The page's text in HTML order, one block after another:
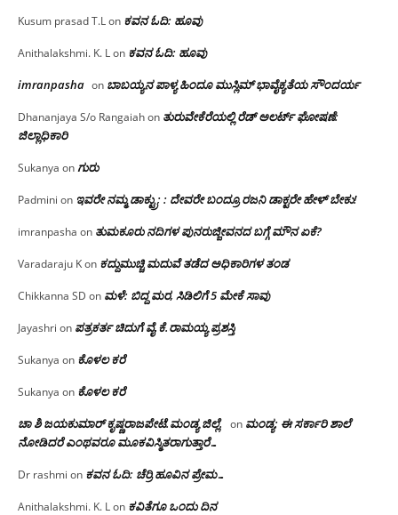
Kusum prasad T.Lon ಕವನ ಓದಿ: ಹೂವು
Anithalakshmi. K. Lon ಕವನ ಓದಿ: ಹೂವು
imranpasha on ಬಾಬಯ್ಯನ ಪಾಳ್ಯ ಹಿಂದೂ ಮುಸ್ಲಿಮ್ ಭಾವೈಕ್ಯತೆಯ ಸೌಂದರ್ಯ
Dhananjaya S/o Rangaiahon ತುರುವೇಕೆರೆಯಲ್ಲಿ ರೆಡ್ ಅಲರ್ಟ್ ಘೋಷಣೆ:
ಜಿಲ್ಲಾಧಿಕಾರಿ
Sukanya on ಗುರು
Padmini on ಇವರೇ ನಮ್ಮ ಡಾಕ್ಟ್ರು; : ದೇವರೇ ಬಂದ್ರೂ ರಜನಿ ಡಾಕ್ಟರೇ ಹೇಳ್ ಬೇಕು!
imranpasha on ತುಮಕೂರು ನದಿಗಳ ಪುನರುಜ್ಜೀವನದ ಬಗ್ಗೆ ಮೌನ ಏಕೆ?
Varadaraju Kon ಕದ್ದುಮುಚ್ಚಿ ಮದುವೆ ತಡೆದ ಅಧಿಕಾರಿಗಳ ತಂಡ
Chikkanna SD on ಮಳೆ: ಬಿದ್ದ ಮರ, ಸಿಡಿಲಿಗೆ 5 ಮೇಕೆ ಸಾವು
Jayashri on ಪತ್ರಕರ್ತ ಚಿದುಗೆ ವೈ.ಕೆ.ರಾಮಯ್ಯ ಪ್ರಶಸ್ತಿ
Sukanya on ಕೊಳಲ ಕರೆ
Sukanya on ಕೊಳಲ ಕರೆ
ಚಾ ಶಿ ಜಯಕುಮಾರ್ ಕೃಷ್ಣರಾಜಪೇಟೆ.ಮಂಡ್ಯ ಜಿಲ್ಲೆ. on ಮಂಡ್ಯ: ಈ ಸರ್ಕಾರಿ ಶಾಲೆ
ನೋಡಿದರೆ ಎಂಥವರೂ ಮೂಕವಿಸ್ಮಿತರಾಗುತ್ತಾರೆ…
Dr rashmi on ಕವನ ಓದಿ: ಚೆರ್ರಿ ಹೂವಿನ ಪ್ರೇಮ…
Anithalakshmi. K. Lon ಕವಿತೆಗೂ ಒಂದು ದಿನ